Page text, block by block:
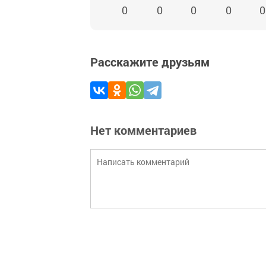
0 0 0 0 0
Расскажите друзьям
Нет комментариев